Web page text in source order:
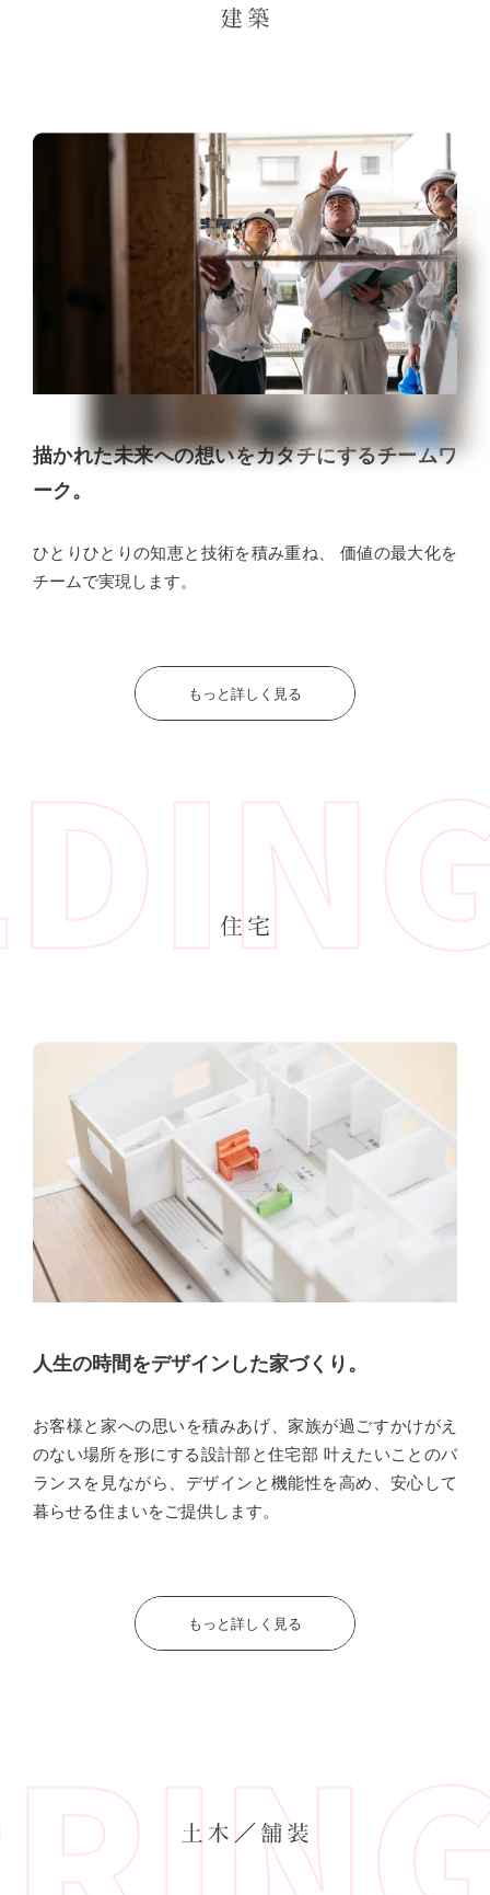
描かれた未来への想いをカタチにするチームワ
ーク。
ひとりひとりの知恵と技術を積み重ね、
価値の最大化を
チームで実現します。
もっと詳しく見る
人生の時間をデザインした家づくり。
お客様と家への思いを積みあげ、家族が過ごすかけがえ
のない場所を形にする設計部と住宅部 叶えたいことのバ
ランスを見ながら、デザインと機能性を高め、安心して
暮らせる住まいをご提供します。
もっと詳しく見る